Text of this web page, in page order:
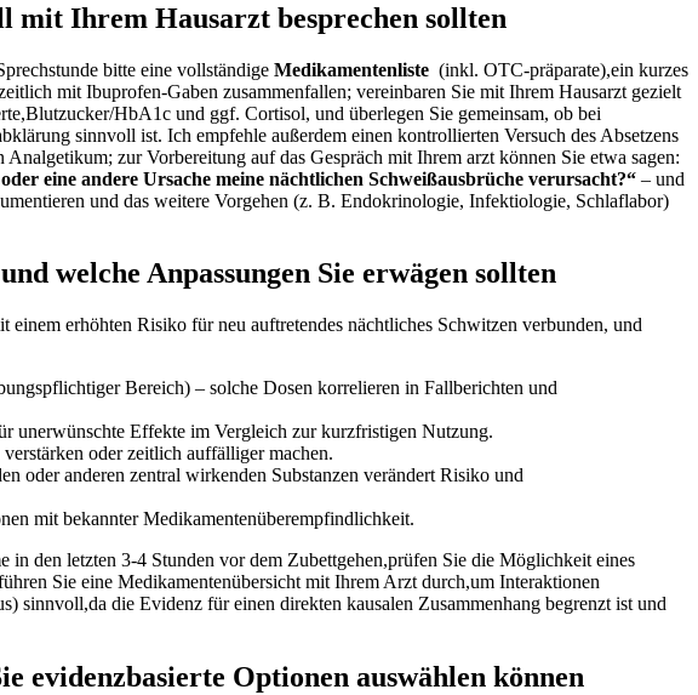
⁤mit Ihrem Hausarzt besprechen ​sollten
bitte eine vollständige Medikamentenliste ⁤ (inkl. OTC-präparate),ein kurzes
mit⁣ Ibuprofen-Gaben⁣ zusammenfallen; vereinbaren Sie mit⁢ Ihrem Hausarzt⁢ gezielt
HbA1c und ggf.⁢ Cortisol,⁤ und überlegen‌ Sie ​gemeinsam, ob bei
sinnvoll ist. Ich empfehle außerdem einen kontrollierten Versuch des Absetzens
zur Vorbereitung⁣ auf das Gespräch mit Ihrem arzt können Sie etwa sagen:
​eine andere‍ Ursache ⁣meine nächtlichen Schweißausbrüche verursacht?“ – und
und das weitere Vorgehen (z. B. Endokrinologie, Infektiologie, Schlaflabor)
welche Anpassungen Sie erwägen sollten
erhöhten ⁣Risiko für neu⁢ auftretendes nächtliches Schwitzen‌ verbunden, ⁣und
Bereich) – solche Dosen korrelieren ​in Fallberichten und
unerwünschte Effekte⁢ im Vergleich zur kurzfristigen⁤ Nutzung.
‍oder‍ zeitlich auffälliger ‍machen.
oder anderen zentral‌ wirkenden ‍Substanzen verändert Risiko und
mit bekannter Medikamentenüberempfindlichkeit.
in den letzten 3-4 Stunden vor dem Zubettgehen,prüfen Sie die Möglichkeit⁤ eines
Sie eine Medikamentenübersicht mit Ihrem⁢ Arzt durch,um Interaktionen
sinnvoll,da ‍die Evidenz für​ einen direkten kausalen ​Zusammenhang‌ begrenzt ist und
evidenzbasierte⁣ Optionen auswählen ‍können